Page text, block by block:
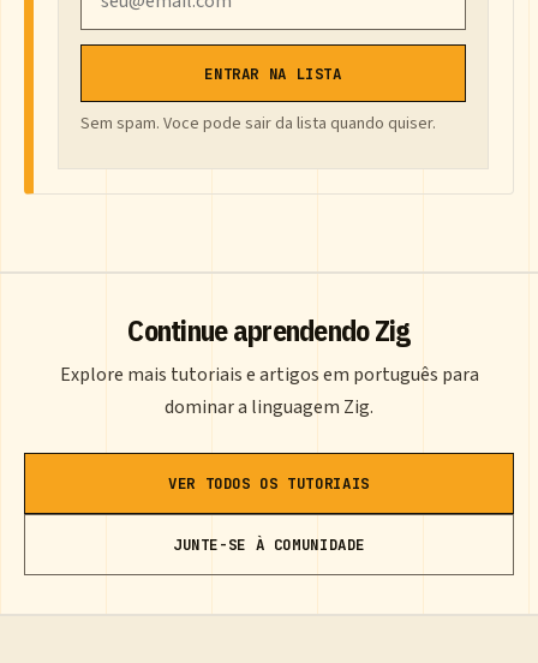
ENTRAR NA LISTA
Sem spam. Voce pode sair da lista quando quiser.
Continue aprendendo Zig
Explore mais tutoriais e artigos em português para
dominar a linguagem Zig.
VER TODOS OS TUTORIAIS
JUNTE-SE À COMUNIDADE